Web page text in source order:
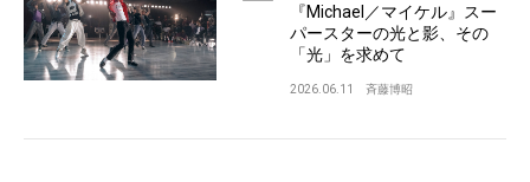
『Michael／マイケル』スー
パースターの光と影、その
「光」を求めて
2026.06.11 斉藤博昭